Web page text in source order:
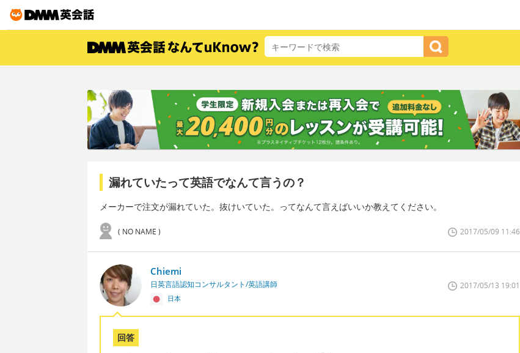
漏れていたって英語でなんて言うの？
メーカーで注文が漏れていた。抜けいていた。ってなんて言えばいいか教えてください。
( NO NAME ) 2017/05/09 11:46
Chiemi
日英言語認知コンサルタント/英語講師
日本
2017/05/13 19:01
回答